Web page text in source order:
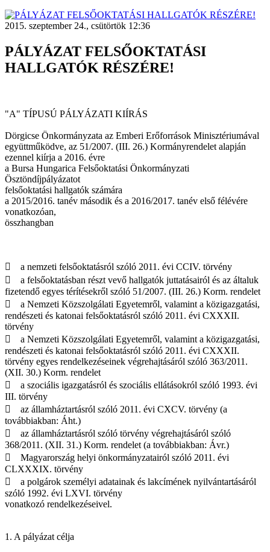
2015. szeptember 24., csütörtök 12:36
PÁLYÁZAT FELSŐOKTATÁSI
HALLGATÓK RÉSZÉRE!
"A" TÍPUSÚ PÁLYÁZATI KIÍRÁS
Dörgicse Önkormányzata az Emberi Erőforrások Minisztériumával
együttműködve, az 51/2007. (III. 26.) Kormányrendelet alapján
ezennel kiírja a 2016. évre
a Bursa Hungarica Felsőoktatási Önkormányzati
Ösztöndíjpályázatot
felsőoktatási hallgatók számára
a 2015/2016. tanév második és a 2016/2017. tanév első félévére
vonatkozóan,
összhangban
 a nemzeti felsőoktatásról szóló 2011. évi CCIV. törvény
 a felsőoktatásban részt vevő hallgatók juttatásairól és az általuk
fizetendő egyes térítésekről szóló 51/2007. (III. 26.) Korm. rendelet
 a Nemzeti Közszolgálati Egyetemről, valamint a közigazgatási,
rendészeti és katonai felsőoktatásról szóló 2011. évi CXXXII.
törvény
 a Nemzeti Közszolgálati Egyetemről, valamint a közigazgatási,
rendészeti és katonai felsőoktatásról szóló 2011. évi CXXXII.
törvény egyes rendelkezéseinek végrehajtásáról szóló 363/2011.
(XII. 30.) Korm. rendelet
 a szociális igazgatásról és szociális ellátásokról szóló 1993. évi
III. törvény
 az államháztartásról szóló 2011. évi CXCV. törvény (a
továbbiakban: Áht.)
 az államháztartásról szóló törvény végrehajtásáról szóló
368/2011. (XII. 31.) Korm. rendelet (a továbbiakban: Ávr.)
 Magyarország helyi önkormányzatairól szóló 2011. évi
CLXXXIX. törvény
 a polgárok személyi adatainak és lakcímének nyilvántartásáról
szóló 1992. évi LXVI. törvény
vonatkozó rendelkezéseivel.
1. A pályázat célja